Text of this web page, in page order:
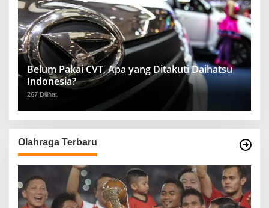
Belum Pakai CVT, Apa yang Ditakuti Daihatsu
Indonesia?
267 Dilihat
Olahraga Terbaru